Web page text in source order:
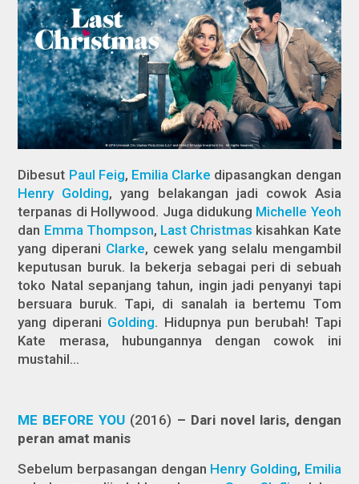
Dibesut Paul Feig, Emilia Clarke dipasangkan dengan
Henry Golding, yang belakangan jadi cowok Asia
terpanas di Hollywood. Juga didukung Michelle Yeoh
dan Emma Thompson, Last Christmas kisahkan Kate
yang diperani Clarke, cewek yang selalu mengambil
keputusan buruk. Ia bekerja sebagai peri di sebuah
toko Natal sepanjang tahun, ingin jadi penyanyi tapi
bersuara buruk. Tapi, di sanalah ia bertemu Tom
yang diperani Golding. Hidupnya pun berubah! Tapi
Kate merasa, hubungannya dengan cowok ini
mustahil…
ME BEFORE YOU (2016) – Dari novel laris, dengan
peran amat manis
Sebelum berpasangan dengan Henry Golding, Emilia